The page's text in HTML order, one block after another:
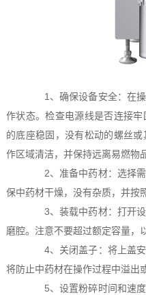
1、确保设备安全：在操
作状态。检查电源线是否连接
的底座稳固，没有松动的螺丝
作区域清洁，并保持远离易燃物品
2、准备中药材：选择需
保中药材干燥，没有杂质，并按
3、装载中药材：打开设
磨腔。注意不要超过额定容量，
4、关闭盖子：将上盖安
将防止中药材在操作过程中溢出
5、设置粉碎时间和速度